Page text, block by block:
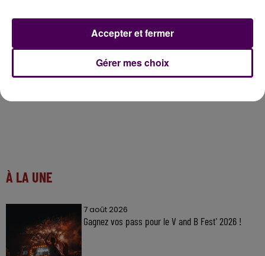
le projet existe par la majorité loir-et-chérienne,
À LA UNE
7 août 2026
Gagnez vos pass pour le V and B Fest' 2026 !
Gérer mes choix
Accepter et fermer